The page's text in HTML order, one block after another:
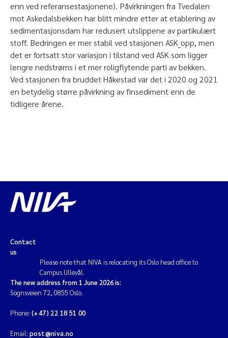
enn ved referansestasjonene). Påvirkningen fra Tvedalen
mot Askedalsbekken har blitt mindre etter at etablering av
sedimentasjonsdam har redusert utslippene av partikulært
stoff. Bedringen er mer stabil ved stasjonen ASK_opp, men
det er fortsatt stor variasjon i tilstand ved ASK som ligger
lengre nedstrøms i et mer roligflytende parti av bekken.
Ved stasjonen fra bruddet Håkestad var det i 2020 og 2021
en betydelig større påvirkning av finsediment enn de
tidligere årene.
Contact
us
Please note that NIVA is relocating its Oslo head office to
Campus Ullevål.
The new address from 1 June 2026 is:
Sognsveien 72, 0855 Oslo.
Phone: (+47) 22 18 51 00
Email: post@niva.no